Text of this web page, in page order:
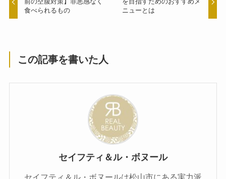
食べられるもの
ニューとは
この記事を書いた人
セイフティ＆ル・ボヌール
セイフティ＆ル・ボヌールは松山市にある実力派